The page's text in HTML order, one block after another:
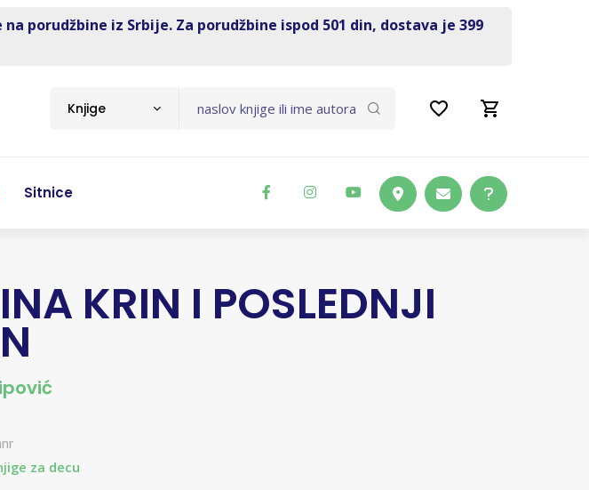
porudžbine iz Srbije. Za porudžbine ispod 501 din, dostava je 399
Knjige
Sitnice
KRIN I POSLEDNJI
za decu